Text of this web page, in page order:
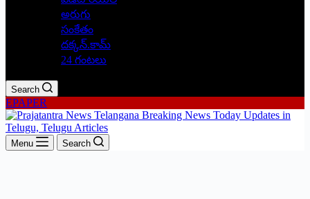
అరుగు
సంకేతం
దక్కన్.కామ్
24 గంటలు
Search
EPAPER
Menu Search